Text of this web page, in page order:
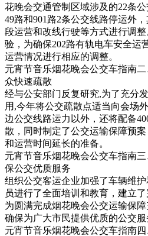
花晚会交通管制区域涉及的22条
49路和901路2条公交线路停运外
段运营和改线行驶等方式进行调
验，为确保202路有轨电车安全运
运营情况进行相应的调整。
元宵节音乐烟花晚会公交车指南
众快速疏散
经与公安部门反复研究,为了充分
用,今年将公交疏散点适当向会场
边公交线路运力以外，还将配备
散，同时制定了公交运输保障预
和运营时间延长的准备。
元宵节音乐烟花晚会公交车指南
保公交优质服务
组织公交客运企业加强了车辆维
员进行了全面培训和教育，建立
为圆满完成烟花晚会公交运输保
确保为广大市民提供优质的公交服
元宵节音乐烟花晚会公交车指南